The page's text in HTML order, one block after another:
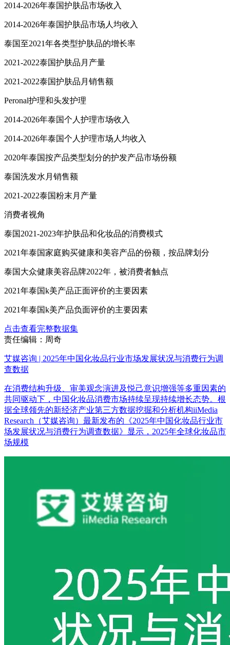
2014-2026年泰国护肤品市场收入
2014-2026年泰国护肤品市场人均收入
泰国至2021年各类型护肤品的增长率
2021-2022泰国护肤品月产量
2021-2022泰国护肤品月销售额
Peronal护理和头发护理
2014-2026年泰国个人护理市场收入
2014-2026年泰国个人护理市场人均收入
2020年泰国按产品类型划分的护发产品市场份额
泰国洗发水月销售额
2021-2022泰国粉末月产量
消费者视角
泰国2021-2023年护肤品和化妆品的消费模式
2021年泰国家庭购买健康和美容产品的份额，按品牌划分
泰国大众健康美容品牌2022年，被消费者触点
2021年泰国k美产品正面评价的主要因素
2021年泰国k美产品负面评价的主要因素
点击查看完整数据集
责任编辑：周奇
艾媒咨询 | 2025年中国化妆品行业市场发展状况与消费行为调
查数据
在消费结构升级、审美观念演进及悦己意识增强等多重因素的
共同驱动下，中国化妆品消费市场持续呈现持续增长态势。根
据全球领先的新经济产业第三方数据挖掘和分析机构iiMedia
Research（艾媒咨询）最新发布的《2025年中国化妆品行业市
场发展状况与消费行为调查数据》显示，2025年全球化妆品市
场规模